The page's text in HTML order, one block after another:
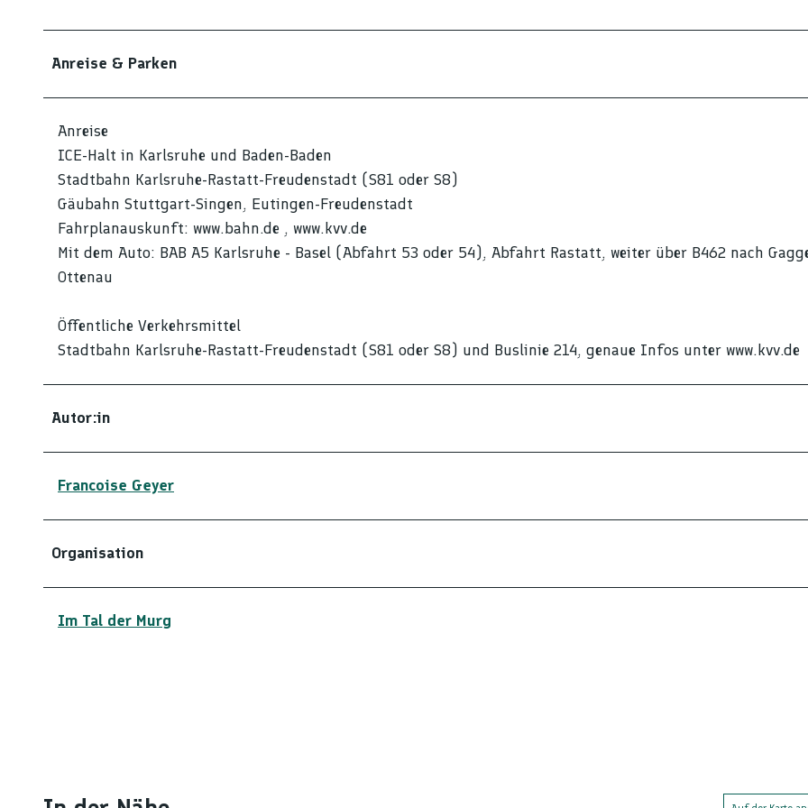
Anreise & Parken
Anreise
ICE-Halt in Karlsruhe und Baden-Baden
Stadtbahn Karlsruhe-Rastatt-Freudenstadt (S81 oder S8)
Gäubahn Stuttgart-Singen, Eutingen-Freudenstadt
Fahrplanauskunft: www.bahn.de , www.kvv.de
Mit dem Auto: BAB A5 Karlsruhe - Basel (Abfahrt 53 oder 54), Abfahrt Rastatt, weiter über B462 nach
Ottenau
Öffentliche Verkehrsmittel
Stadtbahn Karlsruhe-Rastatt-Freudenstadt (S81 oder S8) und Buslinie 214, genaue Infos unter www.kvv.de
Autor:in
Francoise Geyer
Organisation
Im Tal der Murg